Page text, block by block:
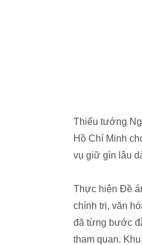
Thiếu tướng
Hồ Chí Minh
vụ giữ gìn lâu
Thực hiện Ðề
chính trị, văn
đã từng bước
tham quan.